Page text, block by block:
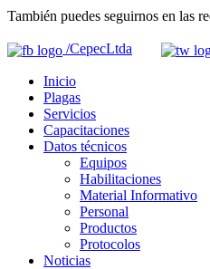
También puedes seguirnos en las
/CepecLtda
Inicio
Plagas
Servicios
Capacitaciones
Datos técnicos
Equipos
Habilitaciones
Material Informativo
Personal
Productos
Protocolos
Noticias